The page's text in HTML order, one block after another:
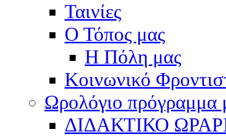
Ταινίες
Ο Τόπος μας
Η Πόλη μας
Κοινωνικό
Ωρολόγιο πρόγραμμα
ΔΙΔΑΚΤΙΚΟ